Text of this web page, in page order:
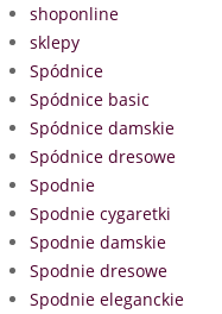
shoponline
sklepy
Spódnice
Spódnice basic
Spódnice damskie
Spódnice dresowe
Spodnie
Spodnie cygaretki
Spodnie damskie
Spodnie dresowe
Spodnie eleganckie